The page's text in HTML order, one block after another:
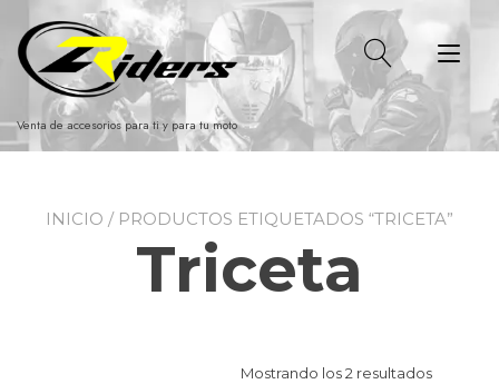
contenido
Venta de accesorios para ti y para tu moto
INICIO / PRODUCTOS ETIQUETADOS “TRICETA”
Triceta
Mostrando los 2 resultados